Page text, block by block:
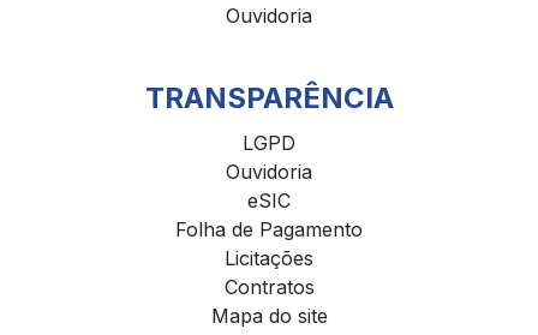
Ouvidoria
TRANSPARÊNCIA
LGPD
Ouvidoria
eSIC
Folha de Pagamento
Licitações
Contratos
Mapa do site